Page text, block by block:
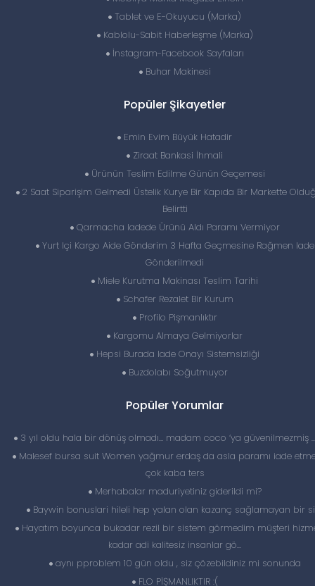
Tablet ve E-Okuyucu (Marka)
Kablolu-Sabit Haberleşme (Marka)
İnstagram-Facebook Sayfaları
Buhar Makinesi
Popüler Şikayetler
Emin Evim Büyük Hatadir
Ziraat Bankasi İhmali
Ürünün Teslim Edilme Günün Geçemesi
2 Saat Siparişim Gelmedi Üstelik Kurye Bir Kapıda Bir Markette
Belirtti
Qarmacha Iadede Ürünü Aldı Paramı Vermiyor
Yurt Içi Kargo Aide Gönderim 3 Hafta Geçmesine Rağmen Iade
Gönderilmedi
Miele Kurutma Makinası Teslim Tarihi
Schafer Rezalet Bir Kurum
Profilo Pişmanlıktır
Kargomu Almaya Gelmiyorlar
Hepsi Burada Iade Onayı Sistemsizliği
Buzdolabı Soğutmuyor
Popüler Yorumlar
3 yıl oldu hala bir dönüş olmadı… madam coco ‘ya güvenilmezmiş
Malesef bursa suit Women yağmur erdaş da asla paramı iade
çok kaba ters
Merhabalar maduriyetiniz giderildi mi?
Baywin bonuslari hileli hep yalan olan kazanç sağlamayan bir
Hayatım boyunca bukadar rezil bir sistem görmedim müşteri
kadar adi kalitesiz insanlar gö...
aynı pproblem 10 gün oldu , siz çözebildiniz mi sonunda
FLO PİŞMANLIKTIR :(